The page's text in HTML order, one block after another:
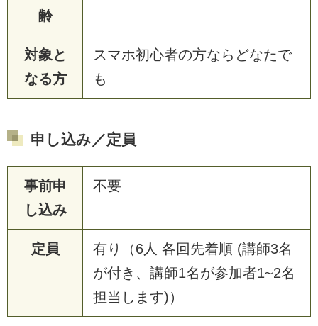
齢
対象と
なる方
スマホ初心者の方ならどなたで
も
申し込み／定員
事前申
し込み
不要
定員
有り（6人 各回先着順 (講師3名
が付き、講師1名が参加者1~2名
担当します)）